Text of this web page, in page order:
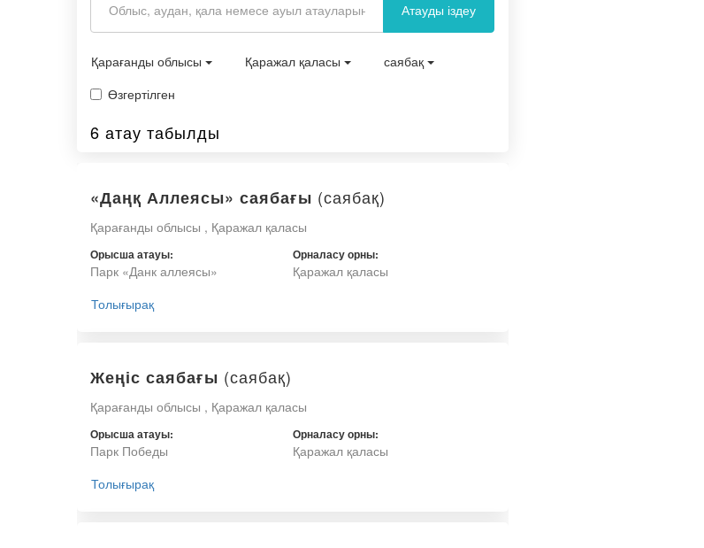
Атауды іздеу
Қарағанды облысы Қаражал қаласы
саябақ
Өзгертілген
6 атау табылды
«Даңқ Аллеясы» саябағы (саябақ)
Қарағанды облысы , Қаражал қаласы
Орысша атауы:
Парк «Данк аллеясы»
Орналасу орны:
Қаражал қаласы
Толығырақ
Жеңіс саябағы (саябақ)
Қарағанды облысы , Қаражал қаласы
Орысша атауы:
Парк Победы
Орналасу орны:
Қаражал қаласы
Толығырақ